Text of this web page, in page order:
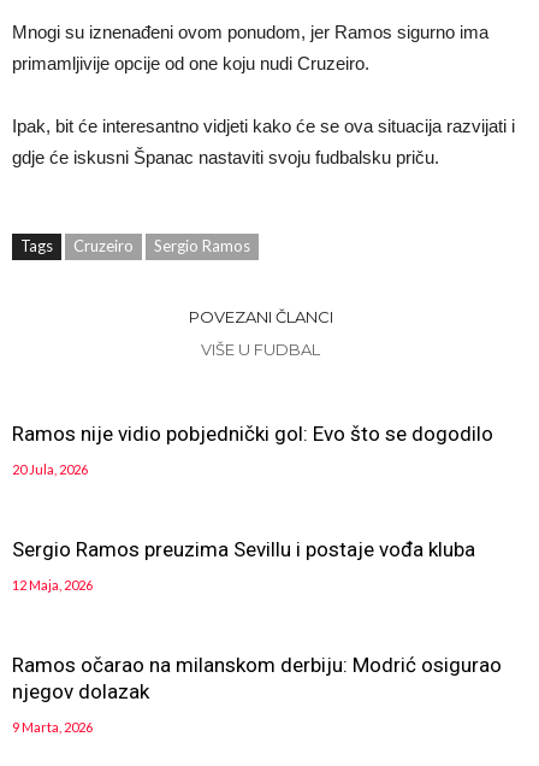
Mnogi su iznenađeni ovom ponudom, jer Ramos sigurno ima
primamljivije opcije od one koju nudi Cruzeiro.
Ipak, bit će interesantno vidjeti kako će se ova situacija razvijati i
gdje će iskusni Španac nastaviti svoju fudbalsku priču.
Tags Cruzeiro Sergio Ramos
POVEZANI ČLANCI
VIŠE U FUDBAL
Ramos nije vidio pobjednički gol: Evo što se dogodilo
20 Jula, 2026
Sergio Ramos preuzima Sevillu i postaje vođa kluba
12 Maja, 2026
Ramos očarao na milanskom derbiju: Modrić osigurao
njegov dolazak
9 Marta, 2026